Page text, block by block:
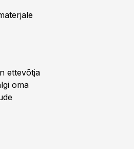
ettevõtja
oma